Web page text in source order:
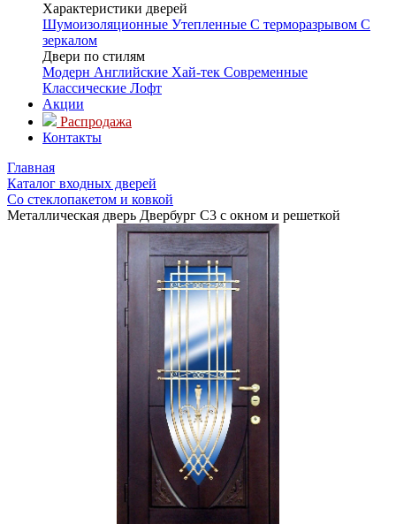
Характеристики дверей
Шумоизоляционные Утепленные С терморазрывом С
зеркалом
Двери по стилям
Модерн Английские Хай-тек Современные
Классические Лофт
Акции
Распродажа
Контакты
Главная
Каталог входных дверей
Со стеклопакетом и ковкой
Металлическая дверь Двербург С3 с окном и решеткой